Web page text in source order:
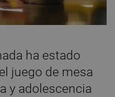
ha estado
juego de mesa
y adolescencia